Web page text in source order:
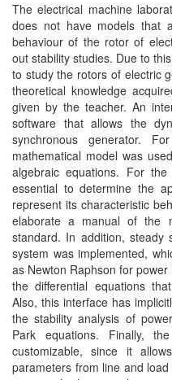
The electrical machine
does not have models that
behaviour of the rotor of
out stability studies. Due to
to study the rotors of electric
theoretical knowledge
given by the teacher. An
software that allows the
synchronous generator.
mathematical model was
algebraic equations. For
essential to determine the
represent its characteristic
elaborate a manual of the
standard. In addition,
system was implemented,
as Newton Raphson for
the differential equations
Also, this interface has
the stability analysis of
Park equations. Finally,
customizable, since it
parameters from line and